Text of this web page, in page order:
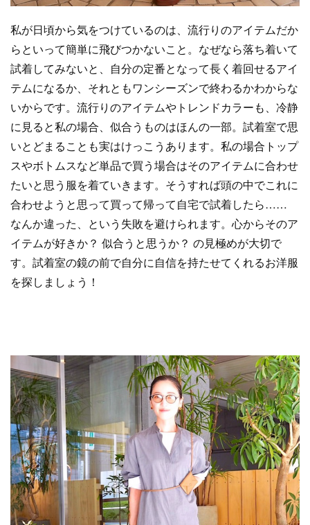
私が日頃から気をつけているのは、流行りのアイテムだか
らといって簡単に飛びつかないこと。なぜなら落ち着いて
試着してみないと、自分の定番となって長く着回せるアイ
テムになるか、それともワンシーズンで終わるかわからな
いからです。流行りのアイテムやトレンドカラーも、冷静
に見ると私の場合、似合うものはほんの一部。試着室で思
いとどまることも実はけっこうあります。私の場合トップ
スやボトムスなど単品で買う場合はそのアイテムに合わせ
たいと思う服を着ていきます。そうすれば頭の中でこれに
合わせようと思って買って帰って自宅で試着したら……
なんか違った、という失敗を避けられます。心からそのア
イテムが好きか？ 似合うと思うか？ の見極めが大切で
す。試着室の鏡の前で自分に自信を持たせてくれるお洋服
を探しましょう！